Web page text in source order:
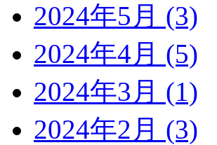
2024年5月 (3)
2024年4月 (5)
2024年3月 (1)
2024年2月 (3)